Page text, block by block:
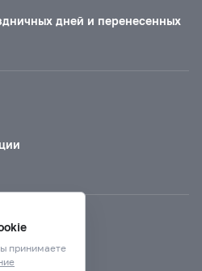
дней и перенесенных
принимаете